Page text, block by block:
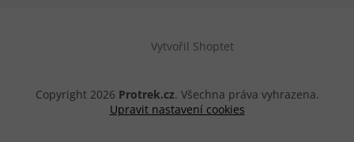
Vytvořil Shoptet
Copyright 2026 Protrek.cz. Všechna práva vyhrazena.
Upravit nastavení cookies